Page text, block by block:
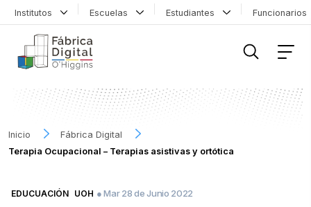
Institutos Escuelas Estudiantes
Inicio
Fábrica Digital
Terapia Ocupacional – Terapias asistivas y ortótica
EDUCUACIÓN UOH ● Mar 28 de Junio 2022